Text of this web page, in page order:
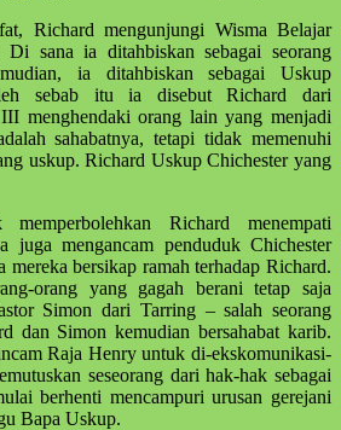
Richard mengunjungi Wisma Belajar
sana ia ditahbiskan sebagai seorang
ia ditahbiskan sebagai Uskup
sebab itu ia disebut Richard dari
menghendaki orang lain yang menjadi
sahabatnya, tetapi tidak memenuhi
uskup. Richard Uskup Chichester yang
Richard menempati
juga mengancam penduduk Chichester
mereka bersikap ramah terhadap Richard.
orang yang gagah berani tetap saja
Simon dari Tarring – salah seorang
dan Simon kemudian bersahabat karib.
Raja Henry untuk di-ekskomunikasi-
seseorang dari hak-hak sebagai
berhenti mencampuri urusan gerejani
Bapa Uskup.